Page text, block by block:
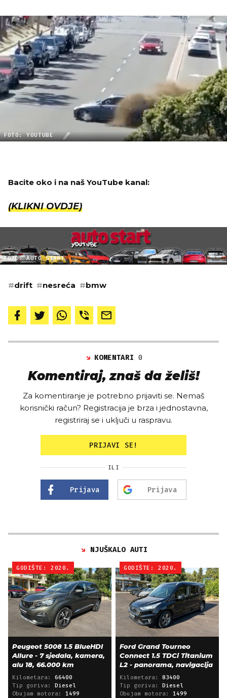
FOTO: YOUTUBE
Bacite oko i na naš YouTube kanal:
(KLIKNI OVDJE)
FOTO: AUTO START
#drift #nesreća #bmw
KOMENTARI0
Komentiraj, znaš da želiš!
Za komentiranje je potrebno prijaviti se. Nemaš
korisnički račun? Registracija je brza i jednostavna,
registriraj se i uključi u raspravu.
PRIJAVI SE!
ILI
Prijava Prijava
NJUŠKALO AUTI
GODIŠTE: 2020.
Peugeot 5008 1.5 BlueHDI
Allure - 7 sjedala, kamera,
alu 18, 66.000 km
Kilometara: 66400
Tip goriva: Diesel
Obujam motora: 1499
GODIŠTE: 2020.
Ford Grand Tourneo
Connect 1.5 TDCi Titanium
L2 - panorama, navigacija
Kilometara: 83400
Tip goriva: Diesel
Obujam motora: 1499